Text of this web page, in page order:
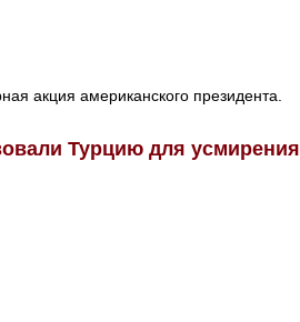
акция американского президента.
Турцию для усмирения